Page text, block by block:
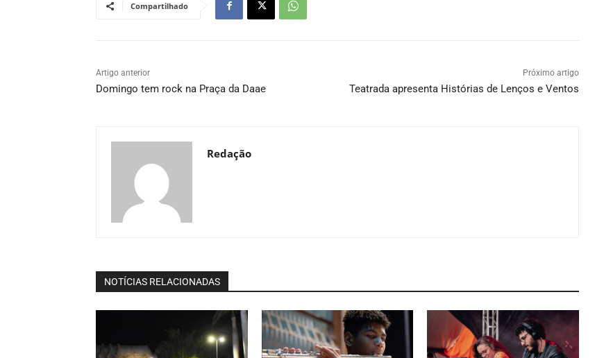
Compartilhado
Artigo anterior
Domingo tem rock na Praça da Daae
Próximo artigo
Teatrada apresenta Histórias de Lenços e Ventos
Redação
NOTÍCIAS RELACIONADAS